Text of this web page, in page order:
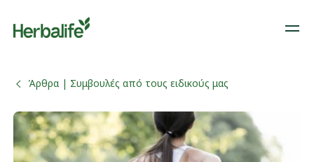
Άρθρα | Συμβουλές από τους ειδικούς μας